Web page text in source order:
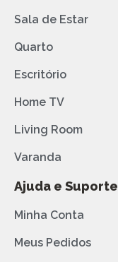
Sala de Estar
Quarto
Escritório
Home TV
Living Room
Varanda
Ajuda e Suporte
Minha Conta
Meus Pedidos